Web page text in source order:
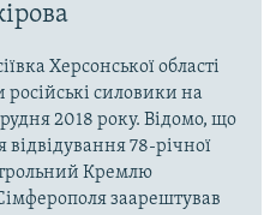
Херсонської області
силовики на
2018 року. Відомо, що
78-річної
Кремлю
заарештував